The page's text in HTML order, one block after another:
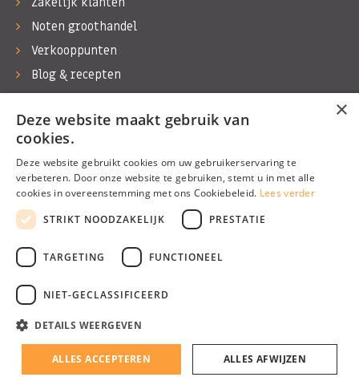
Noten groothandel
Verkooppunten
Blog & recepten
Werken bij Bas Boer Noten
Contact
©1974 - 2026 Bas Boer Noten
Algemene voorwaarden Privacy Policy
×
Deze website maakt gebruik van
cookies.
Deze website gebruikt cookies om uw gebruikerservaring te
verbeteren. Door onze website te gebruiken, stemt u in met alle
cookies in overeenstemming met ons Cookiebeleid. Lees verder
STRIKT NOODZAKELIJK
PRESTATIE
TARGETING FUNCTIONEEL
NIET-GECLASSIFICEERD
DETAILS WEERGEVEN
ALLES ACCEPTEREN ALLES AFWIJZEN